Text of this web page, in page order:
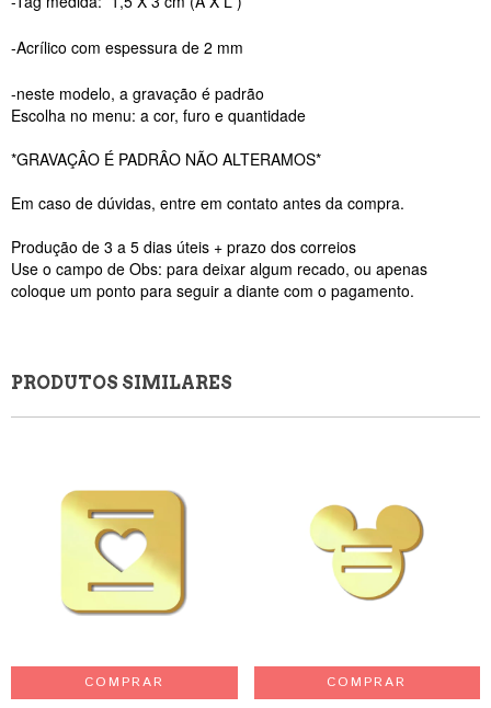
-Acrílico com espessura de 2 mm
-neste modelo, a gravação é padrão
Escolha no menu: a cor, furo e quantidade
*GRAVAÇÂO É PADRÂO NÃO ALTERAMOS*
Em caso de dúvidas, entre em contato antes da compra.
Produção de 3 a 5 dias úteis + prazo dos correios
Use o campo de Obs: para deixar algum recado, ou apenas
coloque um ponto para seguir a diante com o pagamento.
PRODUTOS SIMILARES
COMPRAR COMPRAR